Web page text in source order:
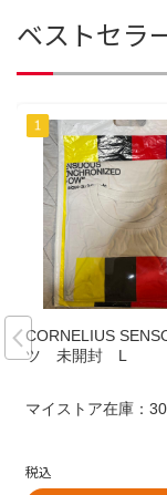
ベストセラ
CORNELIUS
ツ 未開封 L
マイストア在庫：
税込